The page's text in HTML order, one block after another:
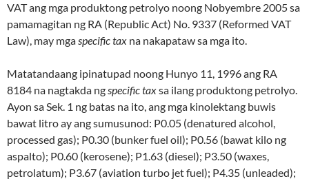
VAT ang mga produktong petrolyo noong Nobyembre 2005 sa
pamamagitan ng RA (Republic Act) No. 9337 (Reformed VAT
Law), may mgaspecific tax na nakapataw sa mga ito.
Matatandaang ipinatupad noong Hunyo 11, 1996 ang RA
8184 na nagtakda ngspecific taxsa ilang produktong petrolyo.
Ayon sa Sek. 1 ng batas na ito, ang mga kinolektang buwis
bawat litro ay ang sumusunod: P0.05 (denatured alcohol,
processed gas); P0.30 (bunker fuel oil); P0.56 (bawat kilo ng
aspalto); P0.60 (kerosene); P1.63 (diesel); P3.50 (waxes,
petrolatum); P3.67 (aviation turbo jet fuel); P4.35 (unleaded);